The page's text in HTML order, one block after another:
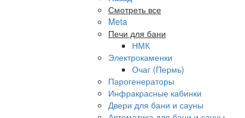
Смотреть все
Meta
Печи для бани
НМК
Электрокаменки
Очаг (Пермь)
Парогенераторы
Инфракрасные кабинки
Двери для бани и сауны